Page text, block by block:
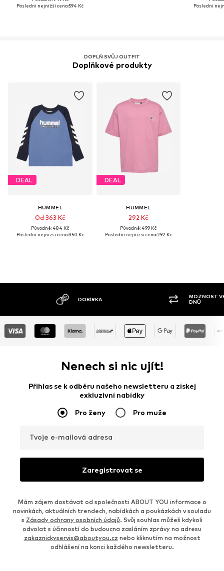
Poslední nejnižší cena:594 Kč
Poslední
DOPLŇ SVŮJ OUTFIT
Doplňkové produkty
DEAL
HUMMEL
Od 363 Kč
Původně: 484 Kč
Poslední nejnižší cena:350 Kč
DEAL
HUMMEL
292 Kč
Původně: 499 Kč
Poslední nejnižší cena:292 Kč
DOBÍRKA
MOŽNOST
DNŮ
Nenech si nic ujít!
Přihlas se k odběru našeho newsletteru a získej
exkluzivní nabídky
Pro ženy Pro muže
Tvoje e-mailová adresa
Zaregistrovat se
Mám zájem dostávat od společnosti ABOUT YOU informace o
novinkách, aktuálních trendech, nabídkách a poukázkách v souladu
s Zásady ochrany osobních údajů. Svůj souhlas můžeš kdykoli
odvolat s účinností do budoucna zasláním zprávy na adresu
zakaznickyservis@aboutyou.cz nebo kliknutím na možnost
odhlášení na konci každého newsletteru.